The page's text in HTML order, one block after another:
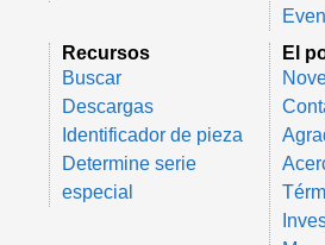
Recursos
Buscar
Descargas
Identificador de pieza
Determine serie
especial
El